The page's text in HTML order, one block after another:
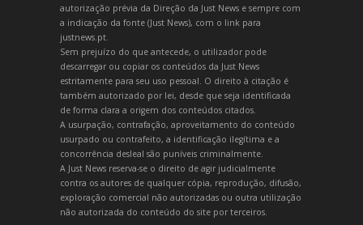
autorização prévia da Direção da Just News e sempre com
a indicação da fonte (Just News), com o link para
justnews.pt.
Sem prejuízo do que antecede, o utilizador pode
descarregar ou copiar os conteúdos da Just News
estritamente para seu uso pessoal. O direito à citação é
também autorizado por lei, desde que seja identificada
de forma clara a origem dos conteúdos citados.
A usurpação, contrafação, aproveitamento do conteúdo
usurpado ou contrafeito, a identificação ilegítima e a
concorrência desleal são puníveis criminalmente.
A Just News reserva-se o direito de agir judicialmente
contra os autores de qualquer cópia, reprodução, difusão,
exploração comercial não autorizadas ou outra utilização
não autorizada do conteúdo do site por terceiros.